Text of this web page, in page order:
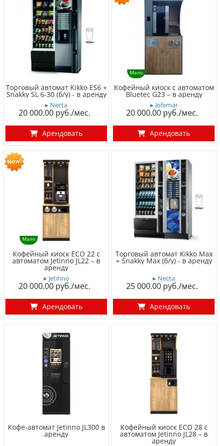
Торговый автомат Kikko ES6 +
Snakky SL 6-30 (б/у) - в аренду
▸ Necta
20 000.00
Арендовать
Мало
Кофейный киоск с автоматом
Bluetec G23 – в аренду
▸ Jofemar
20 000.00
Арендовать
Мало
Кофейный киоск ECO 22 с
автоматом Jetinno JL22 – в
аренду
▸ Jetinno
20 000.00
Арендовать
Торговый автомат Kikko Max
+ Snakky Max (б/у) - в аренду
▸ Necta
25 000.00
Арендовать
Кофе-автомат Jetinno JL300 в
аренду
Кофейный киоск ECO 28 с
автоматом Jetinno JL28 – в
аренду